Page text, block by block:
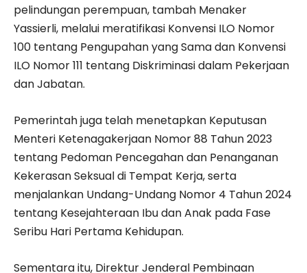
pelindungan perempuan, tambah Menaker
Yassierli, melalui meratifikasi Konvensi ILO Nomor
100 tentang Pengupahan yang Sama dan Konvensi
ILO Nomor 111 tentang Diskriminasi dalam Pekerjaan
dan Jabatan.
Pemerintah juga telah menetapkan Keputusan
Menteri Ketenagakerjaan Nomor 88 Tahun 2023
tentang Pedoman Pencegahan dan Penanganan
Kekerasan Seksual di Tempat Kerja, serta
menjalankan Undang-Undang Nomor 4 Tahun 2024
tentang Kesejahteraan Ibu dan Anak pada Fase
Seribu Hari Pertama Kehidupan.
Sementara itu, Direktur Jenderal Pembinaan